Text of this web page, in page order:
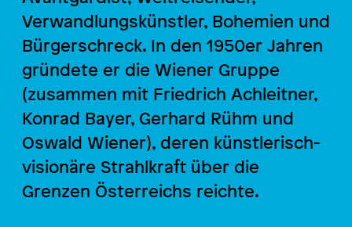
Verwandlungskünstler, Bohemien und
Bürgerschreck. In den 1950er Jahren
gründete er die Wiener Gruppe
(zusammen mit Friedrich Achleitner,
Konrad Bayer, Gerhard Rühm und
Oswald Wiener), deren künstlerisch-
visionäre Strahlkraft über die
Grenzen Österreichs reichte.